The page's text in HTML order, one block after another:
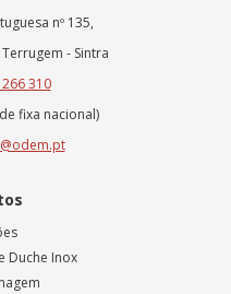
nº 135,
- Sintra
310
fixa nacional)
Duche Inox